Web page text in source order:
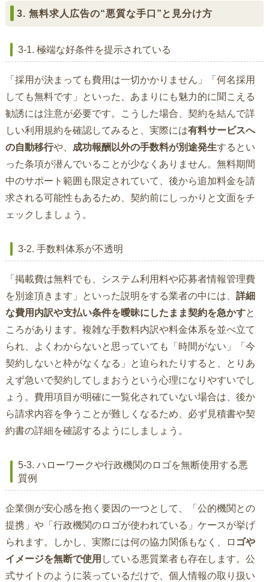
3. 無料求人広告の“悪質な手口”と見分け方
3-1. 極端な好条件を提示されている
「採用が決まっても費用は一切かかりません」「何名採用
しても無料です」といった、あまりにも魅力的に聞こえる
勧誘には注意が必要です。こうした場合、契約を結んで詳
しい利用規約を確認してみると、実際には有料サービスへ
の自動移行や、 成功報酬以外の手数料が別途発生するとい
った条項が潜んでいることが少なくありません。無料期間
中のサポート範囲も限定されていて、後から追加料金を請
求される可能性もあるため、契約前にしっかりと文面をチ
ェックしましょう。
3-2. 手数料体系が不透明
「掲載費は無料でも、システム利用料や応募者情報管理費
を別途頂きます」といった説明をする業者の中には、 詳細
な費用内訳や支払い条件を曖昧にしたまま契約を急かすと
ころがあります。複雑な手数料内訳や料金体系を並べ立て
られ、よくわからないと思っていても「時間がない」「今
契約しないと枠がなくなる」と迫られたりすると、とりあ
えず急いで契約してしまおうという心理になりやすいでし
ょう。費用項目が明確に一覧化されていない場合は、後か
ら請求内容を争うことが難しくなるため、必ず見積書や契
約書の詳細を確認するようにしましょう。
5-3. ハローワークや行政機関のロゴを無断使用する悪
質例
企業側が安心感を抱く要因の一つとして、「公的機関との
提携」や「行政機関のロゴが使われている」ケースが挙げ
られます。しかし、実際には何の協力関係もなく、ロ ゴや
イメージを無断で使用 している悪質業者も存在します。公
式サイトのように装っているだけで、個人情報の取り扱い